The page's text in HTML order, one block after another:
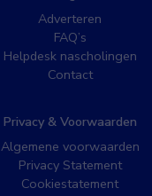
Adverteren
FAQ’s
Helpdesk nascholingen
Contact
Privacy & Voorwaarden
Algemene voorwaarden
Privacy Statement
Cookiestatement